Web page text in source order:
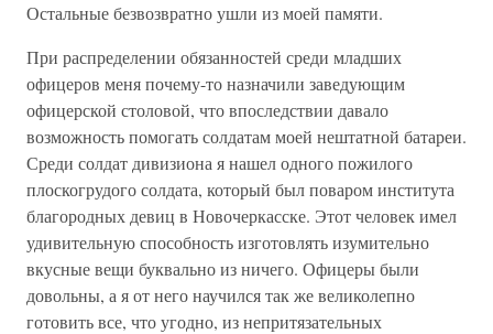
Остальные безвозвратно ушли из моей памяти.
При распределении обязанностей среди младших
офицеров меня почему-то назначили заведующим
офицерской столовой, что впоследствии давало
возможность помогать солдатам моей нештатной батареи.
Среди солдат дивизиона я нашел одного пожилого
плоскогрудого солдата, который был поваром института
благородных девиц в Новочеркасске. Этот человек имел
удивительную способность изготовлять изумительно
вкусные вещи буквально из ничего. Офицеры были
довольны, а я от него научился так же великолепно
готовить все, что угодно, из непритязательных